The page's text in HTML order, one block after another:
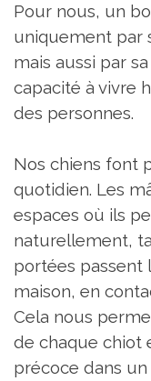
Pour nous, un
uniquement par
mais aussi par
capacité à vivre
des personnes.
Nos chiens font
quotidien. Les
espaces où ils
naturellement,
portées passent
maison, en
Cela nous
de chaque chiot
précoce dans